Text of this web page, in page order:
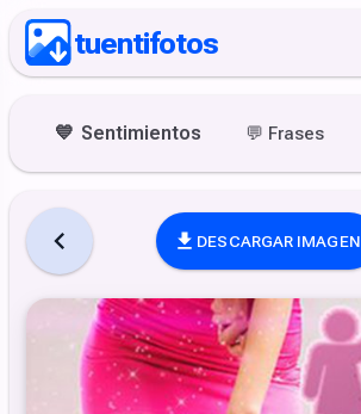
tuentifotos
💙 Sentimientos 💬 Frases
DESCARGAR IMAGEN